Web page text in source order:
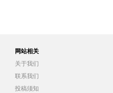
网站相关
关于我们
联系我们
投稿须知